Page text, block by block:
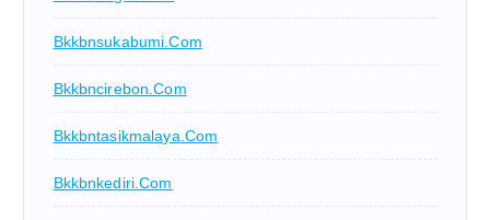
Bkkbnsukabumi.com
Bkkbncirebon.com
Bkkbntasikmalaya.com
Bkkbnkediri.com